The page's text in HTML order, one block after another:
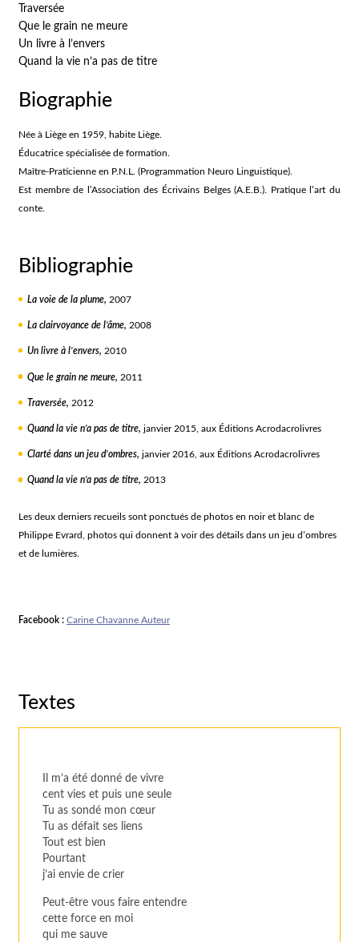
Traversée
Que le grain ne meure
Un livre à l’envers
Quand la vie n’a pas de titre
Biographie
Née à Liège en 1959, habite Liège.
Éducatrice spécialisée de formation.
Maître-Praticienne en P.N.L. (Programmation Neuro Linguistique).
Est membre de l’Association des Écrivains Belges (A.E.B.). Pratique l’art du
conte.
Bibliographie
La voie de la plume, 2007
La clairvoyance de l’âme, 2008
Un livre à l’envers, 2010
Que le grain ne meure, 2011
Traversée, 2012
Quand la vie n’a pas de titre, janvier 2015, aux Éditions Acrodacrolivres
Clarté dans un jeu d’ombres, janvier 2016, aux Éditions Acrodacrolivres
Quand la vie n’a pas de titre, 2013
Les deux derniers recueils sont ponctués de photos en noir et blanc de
Philippe Evrard, photos qui donnent à voir des détails dans un jeu d’ombres
et de lumières.
Facebook :Carine Chavanne Auteur
Textes
Il m’a été donné de vivre
cent vies et puis une seule
Tu as sondé mon cœur
Tu as défait ses liens
Tout est bien
Pourtant
j’ai envie de crier
Peut-être vous faire entendre
cette force en moi
qui me sauve